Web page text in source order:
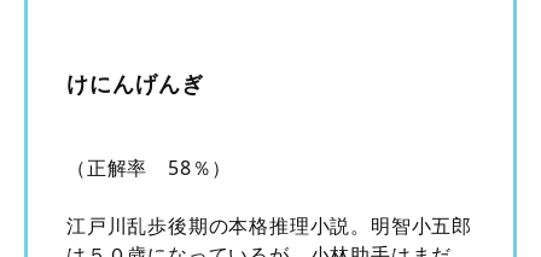
けにんげんぎ
（正解率 58％）
江戸川乱歩後期の本格推理小説。明智小五郎